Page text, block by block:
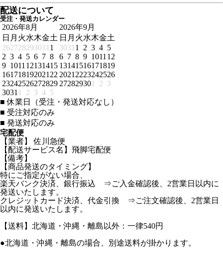
配送について
受注・発送カレンダー
2026年8月
日 月 火水木金土
2627282930311
2 3 4 5 6 7 8
9 101112131415
16171819202122
23242526272829
30311 2 3 4 5
2026年9月
日 月 火水木金土
30311 2 3 4 5
6 7 8 9 101112
13141516171819
20212223242526
272829301 2 3
■ 休業日（受注・発送対応なし）
■ 受注対応のみ
■ 発送対応のみ
宅配便
【業者】 佐川急便
【配送サービス名】飛脚宅配便
【備考】
【商品発送のタイミング】
特にご指定がない場合、
楽天バンク決済、銀行振込 ⇒ご入金確認後、2営業日以内に
発送いたします。
クレジットカード決済、代金引換 ⇒ご注文確認後、2営業日
以内に発送いたします。
【送料】北海道・沖縄・離島以外：一律540円
●北海道・沖縄・離島の場合、別途送料が掛かります。